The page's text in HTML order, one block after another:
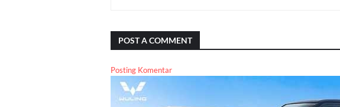
POST A COMMENT
Posting Komentar